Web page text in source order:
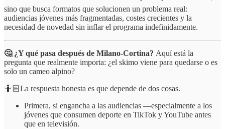
sino que busca formatos que solucionen un problema real:
audiencias jóvenes más fragmentadas, costes crecientes y la
necesidad de novedad sin inflar el programa indefinidamente.
🤔 ¿Y qué pasa después de Milano-Cortina? Aquí está la
pregunta que realmente importa: ¿el skimo viene para quedarse o es
solo un cameo alpino?
🤷🏻La respuesta honesta es que depende de dos cosas.
Primera, si engancha a las audiencias —especialmente a los
jóvenes que consumen deporte en TikTok y YouTube antes
que en televisión.